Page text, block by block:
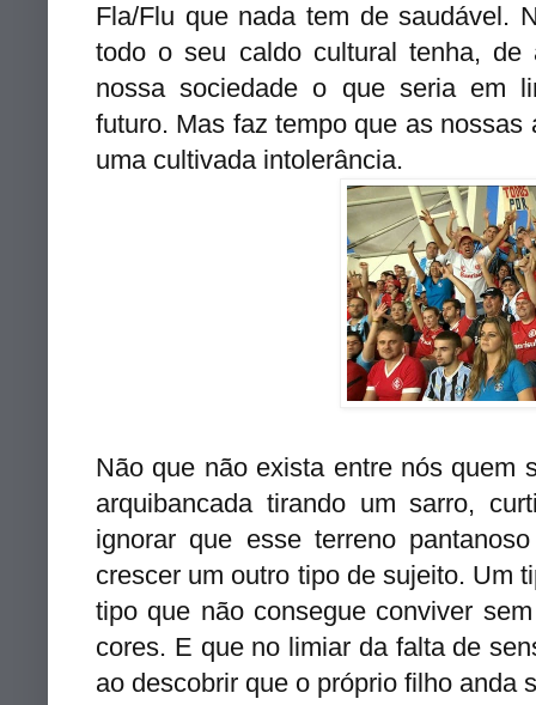
Fla/Flu que nada tem de saudável.
todo o seu caldo cultural tenha, de
nossa sociedade o que seria em
futuro. Mas faz tempo que as
uma cultivada intolerância.
Não que não exista entre nós quem
arquibancada tirando um sarro,
ignorar que esse terreno
crescer um outro tipo de sujeito. Um
tipo que não consegue conviver
cores. E que no limiar da falta de
ao descobrir que o próprio filho